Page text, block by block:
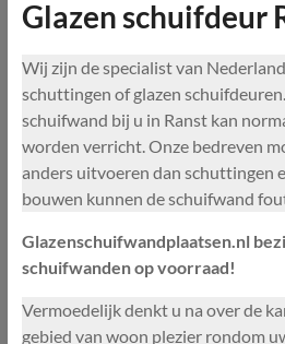
Glazen schuifdeur
Wij zijn de specialist van
schuttingen of glazen
schuifwand bij u in Ranst kan
worden verricht. Onze bedreven
anders uitvoeren dan schuttingen
bouwen kunnen de schuifwand
Glazenschuifwandplaatsen.nl
schuifwanden op voorraad!
Vermoedelijk denkt u na over de
gebied van woon plezier rondom